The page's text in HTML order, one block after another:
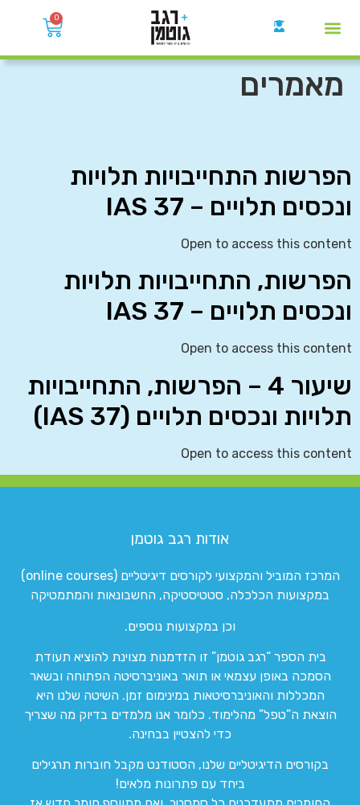
0
מאמרים
הפרשות התחייבויות תלויות
ונכסים תלויים – IAS 37
Open to access this content
הפרשות, התחייבויות תלויות
ונכסים תלויים – IAS 37
Open to access this content
שיעור 4 – הפרשות, התחייבויות
תלויות ונכסים תלויים (IAS 37)
Open to access this content
אודות רגב גוטמן
המרכז המוביל והמקצועי לקורסים דיגיטליים (online courses)
במקצועות הכלכלה, סטטיסטיקה, החשבונאות והמתמטיקה
וכן במקצועות נוספים.
בית הספר “רגב גוטמן” זו הזדמנות מצוינת להוציא תעודת
הסמכה באופן עצמאי או תואר באוניברסיטה הפתוחה ובשאר
המכללות והאוניברסיטאות במינימום זמן. השיטה שלנו היא
הוצאת ה”טפל” מהלימוד. כלומר אנו מלמדים בדיוק מה שצריך
כדי להצטיין בבחינה.
בקורסים הדיגיטליים שלנו, הסטודנט מקבל חוברות תרגילים
ביחד עם פתרונות מלאים!